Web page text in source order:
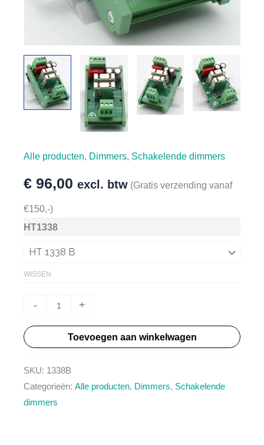
Alle producten, Dimmers, Schakelende dimmers
€ 96,00 excl. btw (Gratis verzending vanaf
€150,-)
HT1338
WISSEN
-
HT1338
180Watt,
dimmer
in
+
Toevoegen aan winkelwagen
SKU: 1338B
Categorieën: Alle producten, Dimmers, Schakelende
dimmers